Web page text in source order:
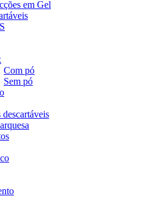
em Gel
Com pó
Sem pó
descartáveis